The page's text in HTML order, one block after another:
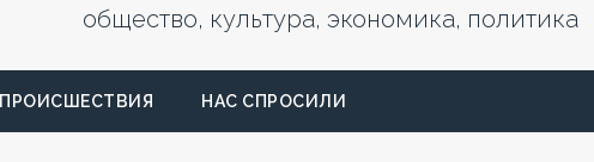
общество, культура, экономика, политика
ПРОИСШЕСТВИЯ НАС СПРОСИЛИ